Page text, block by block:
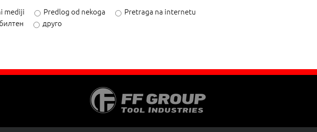
mediji Predlog od nekoga
Pretraga na internetu
билтен друго